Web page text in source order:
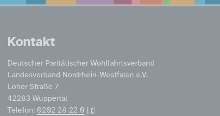
Service
Kontakt
Deutscher Paritätischer Wohlfahrtsverband
Landesverband Nordrhein-Westfalen e.V.
Loher Straße 7
42283 Wuppertal
Telefon: 0202 28 22 0